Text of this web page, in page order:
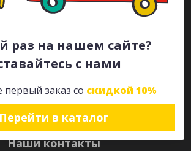
раз на нашем сайте?
с нами
заказ со скидкой 10%
Перейти в каталог
всегда в курсе!
Наши контакты